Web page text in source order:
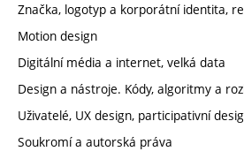
Značka, logotyp a korporátní identita,
Motion design
Digitální média a internet, velká data
Design a nástroje. Kódy, algoritmy a
Uživatelé, UX design, participativní
Soukromí a autorská práva